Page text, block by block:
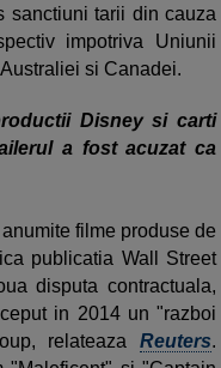
sanctiuni tarii din cauza
impotriva Uniunii
si Canadei.
Disney si carti
a fost acuzat ca
filme produse de
publicatia Wall Street
disputa contractuala,
in 2014 un "razboi
relateaza Reuters.